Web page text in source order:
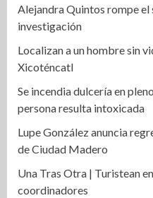
Alejandra Quintos rompe el
investigación
Localizan a un hombre sin
Xicoténcatl
Se incendia dulcería en
persona resulta intoxicada
Lupe González anuncia
de Ciudad Madero
Una Tras Otra | Turistean
coordinadores